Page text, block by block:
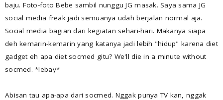
baju. Foto-foto Bebe sambil nunggu JG masak. Saya sama JG
social media freak jadi semuanya udah berjalan normal aja.
Social media bagian dari kegiatan sehari-hari. Makanya siapa
deh kemarin-kemarin yang katanya jadi lebih "hidup" karena diet
gadget eh apa diet socmed gitu? We'll die in a minute without
socmed. *lebay*
Abisan tau apa-apa dari socmed. Nggak punya TV kan, nggak